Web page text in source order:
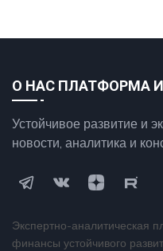
О НАС ПЛАТФОРМА
Устойчивое развитие и
новости, аналитика и
Экспертно-аналитическая
финансы устойчивого